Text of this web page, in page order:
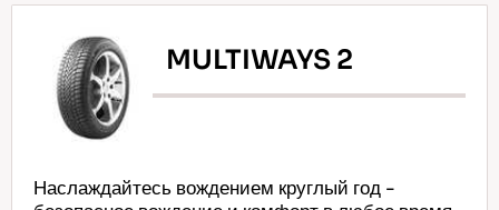
MULTIWAYS 2
Наслаждайтесь вождением круглый год -